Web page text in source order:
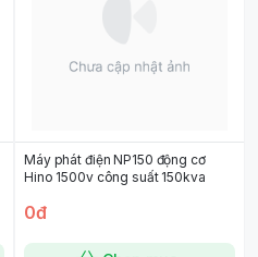
Máy phát điện NP150 động cơ
Hino 1500v công suất 150kva
0đ